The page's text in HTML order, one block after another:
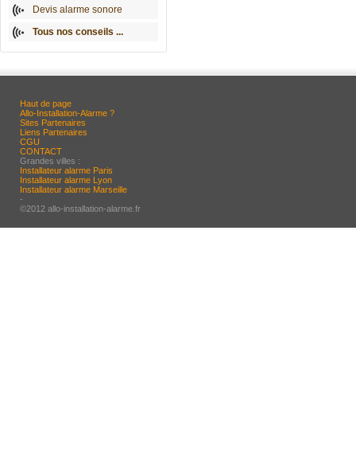
Devis alarme sonore
Tous nos conseils ...
Haut de page
Allo-Installation-Alarme ?
Sites Partenaires
Liens Partenaires
CGU
CONTACT
Grandes villes :
Installateur alarme Paris
Installateur alarme Lyon
Installateur alarme Marseille
-
©2012 allo-installation-alarme.fr